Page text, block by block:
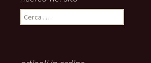
Ricerca
per: